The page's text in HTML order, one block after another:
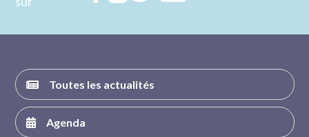
Toutes les actualités
Agenda